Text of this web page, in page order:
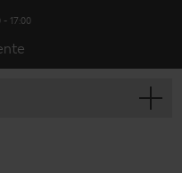
- 17:00